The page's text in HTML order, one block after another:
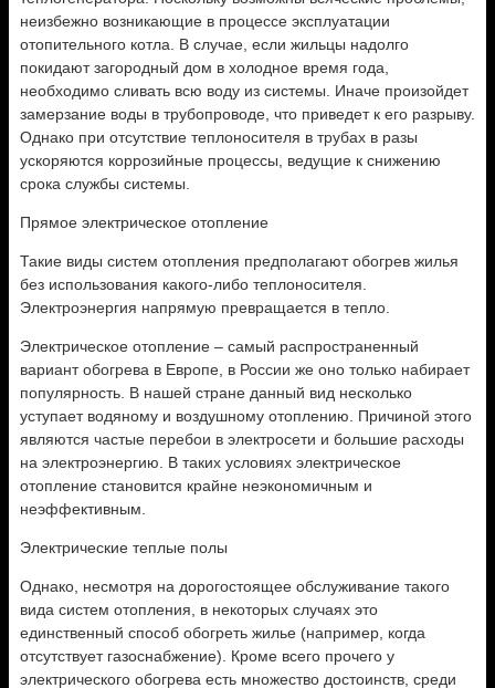
неизбежно возникающие в процессе эксплуатации
отопительного котла. В случае, если жильцы надолго
покидают загородный дом в холодное время года,
необходимо сливать всю воду из системы. Иначе произойдет
замерзание воды в трубопроводе, что приведет к его разрыву.
Однако при отсутствие теплоносителя в трубах в разы
ускоряются коррозийные процессы, ведущие к снижению
срока службы системы.
Прямое электрическое отопление
Такие виды систем отопления предполагают обогрев жилья
без использования какого-либо теплоносителя.
Электроэнергия напрямую превращается в тепло.
Электрическое отопление – самый распространенный
вариант обогрева в Европе, в России же оно только набирает
популярность. В нашей стране данный вид несколько
уступает водяному и воздушному отоплению. Причиной этого
являются частые перебои в электросети и большие расходы
на электроэнергию. В таких условиях электрическое
отопление становится крайне неэкономичным и
неэффективным.
Электрические теплые полы
Однако, несмотря на дорогостоящее обслуживание такого
вида систем отопления, в некоторых случаях это
единственный способ обогреть жилье (например, когда
отсутствует газоснабжение). Кроме всего прочего у
электрического обогрева есть множество достоинств, среди